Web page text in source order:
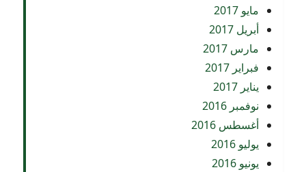
مايو 2017
أبريل 2017
مارس 2017
فبراير 2017
يناير 2017
نوفمبر 2016
أغسطس 2016
يوليو 2016
يونيو 2016